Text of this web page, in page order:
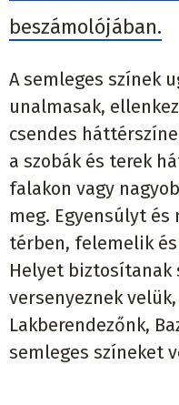
beszámolójában.
A semleges színek
unalmasak,
csendes
a szobák és terek
falakon vagy
meg. Egyensúlyt
térben, felemelik
Helyet biztosítanak
versenyeznek
Lakberendezőnk,
semleges színeket